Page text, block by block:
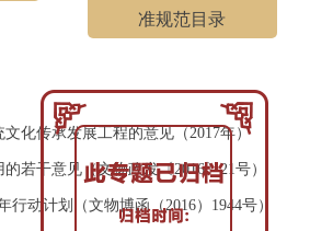
准规范目录
化传承发展工程的意见（2017年）
若干意见（文物政发〔2016〕21号）
行动计划（文物博函（2016）1944号）